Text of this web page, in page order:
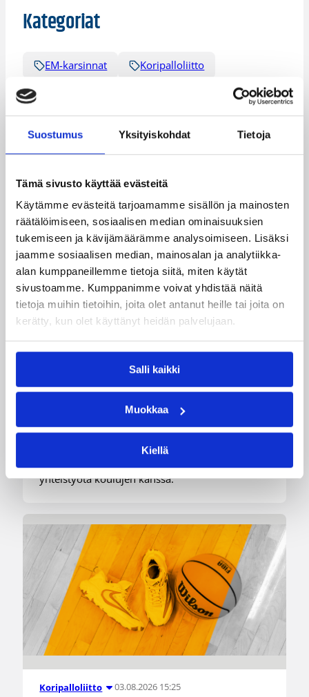
Suostumus Yksityiskohdat Tietoja
Tämä sivusto käyttää evästeitä
Käytämme evästeitä tarjoamamme sisällön ja mainosten
räätälöimiseen, sosiaalisen median ominaisuuksien
tukemiseen ja kävijämäärämme analysoimiseen. Lisäksi
jaamme sosiaalisen median, mainosalan ja analytiikka-
alan kumppaneillemme tietoja siitä, miten käytät
sivustoamme. Kumppanimme voivat yhdistää näitä
tietoja muihin tietoihin, joita olet antanut heille tai joita on
kerätty, kun olet käyttänyt heidän palvelujaan.
Salli kaikki
Muokkaa
Kiellä
Kategoriat
EM-karsinnat
Koripalloliitto
Katso myös
Koripalloliitto 04.08.2026 12:00
Miljoona koria! -haaste alkaa
Haaste tarjoaa seuroille valmiin konseptin
yhteistyötä koulujen kanssa.
Koripalloliitto 03.08.2026 15:25